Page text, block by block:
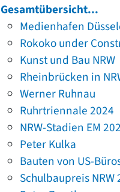
Gesamtübersicht...
Medienhafen
Rokoko under
Kunst und Bau NRW
Rheinbrücken in
Werner Ruhnau
Ruhrtriennale 2024
NRW-Stadien EM
Peter Kulka
Bauten von US-
Schulbaupreis NRW